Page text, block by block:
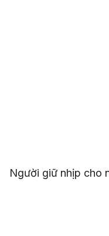
Người giữ nhịp cho